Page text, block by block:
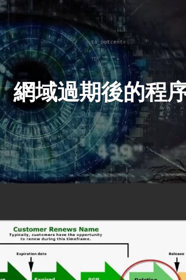
網域過期後的程